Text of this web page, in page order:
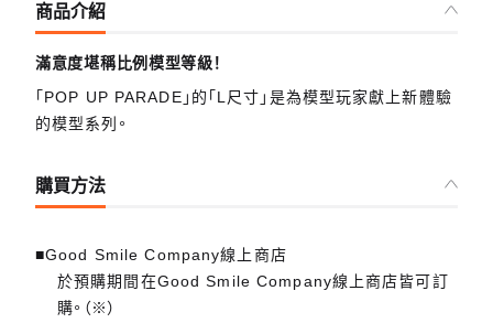
商品介紹
滿意度堪稱比例模型等級！
「POP UP PARADE」的「L尺寸」是為模型玩家獻上新體驗
的模型系列。
購買方法
■Good Smile Company線上商店
於預購期間在Good Smile Company線上商店皆可訂
購。（※）